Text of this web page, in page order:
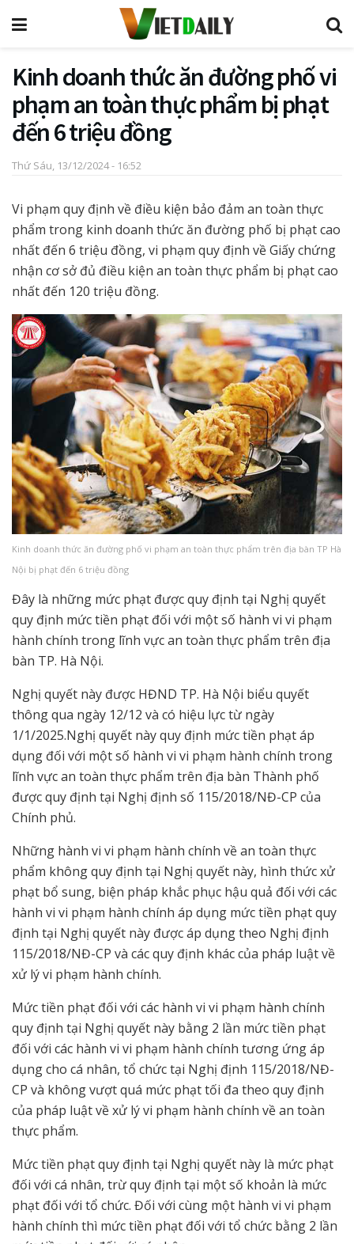
Kinh doanh thức ăn đường phố vi
phạm an toàn thực phẩm bị phạt
đến 6 triệu đồng
Thứ Sáu, 13/12/2024 - 16:52
Vi phạm quy định về điều kiện bảo đảm an toàn thực
phẩm trong kinh doanh thức ăn đường phố bị phạt cao
nhất đến 6 triệu đồng, vi phạm quy định về Giấy chứng
nhận cơ sở đủ điều kiện an toàn thực phẩm bị phạt cao
nhất đến 120 triệu đồng.
Kinh doanh thức ăn đường phố vi phạm an toàn thực phẩm trên địa bàn TP Hà
Nội bị phạt đến 6 triệu đồng
Đây là những mức phạt được quy định tại Nghị quyết
quy định mức tiền phạt đối với một số hành vi vi phạm
hành chính trong lĩnh vực an toàn thực phẩm trên địa
bàn TP. Hà Nội.
Nghị quyết này được HĐND TP. Hà Nội biểu quyết
thông qua ngày 12/12 và có hiệu lực từ ngày
1/1/2025.Nghị quyết này quy định mức tiền phạt áp
dụng đối với một số hành vi vi phạm hành chính trong
lĩnh vực an toàn thực phẩm trên địa bàn Thành phố
được quy định tại Nghị định số 115/2018/NĐ-CP của
Chính phủ.
Những hành vi vi phạm hành chính về an toàn thực
phẩm không quy định tại Nghị quyết này, hình thức xử
phạt bổ sung, biện pháp khắc phục hậu quả đối với các
hành vi vi phạm hành chính áp dụng mức tiền phạt quy
định tại Nghị quyết này được áp dụng theo Nghị định
115/2018/NĐ-CP và các quy định khác của pháp luật về
xử lý vi phạm hành chính.
Mức tiền phạt đối với các hành vi vi phạm hành chính
quy định tại Nghị quyết này bằng 2 lần mức tiền phạt
đối với các hành vi vi phạm hành chính tương ứng áp
dụng cho cá nhân, tổ chức tại Nghị định 115/2018/NĐ-
CP và không vượt quá mức phạt tối đa theo quy định
của pháp luật về xử lý vi phạm hành chính về an toàn
thực phẩm.
Mức tiền phạt quy định tại Nghị quyết này là mức phạt
đối với cá nhân, trừ quy định tại một số khoản là mức
phạt đối với tổ chức. Đối với cùng một hành vi vi phạm
hành chính thì mức tiền phạt đối với tổ chức bằng 2 lần